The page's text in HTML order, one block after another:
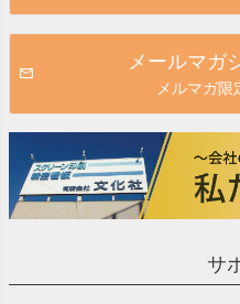
メールマガ
メルマガ限
サ